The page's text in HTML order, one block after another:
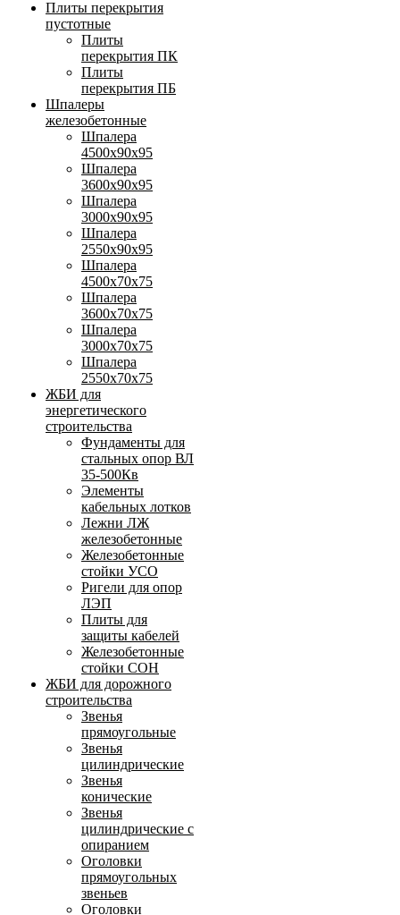
Плиты перекрытия
пустотные
Плиты
перекрытия ПК
Плиты
перекрытия ПБ
Шпалеры
железобетонные
Шпалера
4500х90х95
Шпалера
3600х90х95
Шпалера
3000х90х95
Шпалера
2550х90х95
Шпалера
4500х70х75
Шпалера
3600х70х75
Шпалера
3000х70х75
Шпалера
2550х70х75
ЖБИ для
энергетического
строительства
Фундаменты для
стальных опор ВЛ
35-500Кв
Элементы
кабельных лотков
Лежни ЛЖ
железобетонные
Железобетонные
стойки УСО
Ригели для опор
ЛЭП
Плиты для
защиты кабелей
Железобетонные
стойки СОН
ЖБИ для дорожного
строительства
Звенья
прямоугольные
Звенья
цилиндрические
Звенья
конические
Звенья
цилиндрические с
опиранием
Оголовки
прямоугольных
звеньев
Оголовки